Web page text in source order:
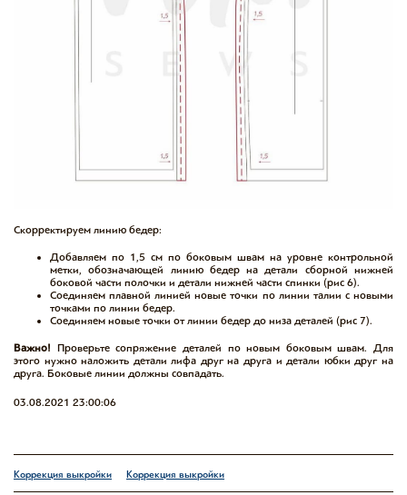
Скорректируем линию бедер:
Добавляем по 1,5 см по боковым швам на уровне контрольной
метки, обозначающей линию бедер на детали сборной нижней
боковой части полочки и детали нижней части спинки (рис 6).
Соединяем плавной линией новые точки по линии талии с новыми
точками по линии бедер.
Соединяем новые точки от линии бедер до низа деталей (рис 7).
Важно! Проверьте сопряжение деталей по новым боковым швам. Для
этого нужно наложить детали лифа друг на друга и детали юбки друг на
друга. Боковые линии должны совпадать.
03.08.2021 23:00:06
Коррекция выкройки Коррекция выкройки